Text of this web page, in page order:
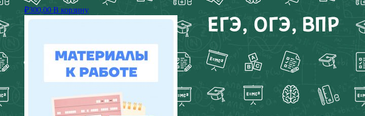
₽300,00 В корзину